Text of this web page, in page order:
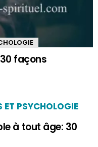
façons
ET PSYCHOLOGIE
à tout âge: 30